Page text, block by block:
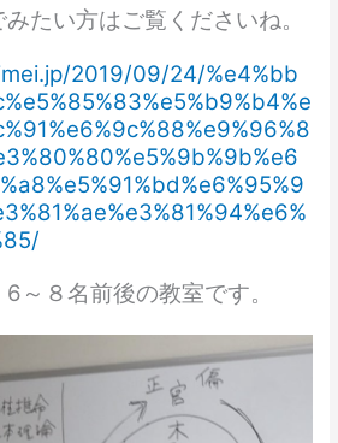
たい方はご覧くださいね。
2019/09/24/%e4%bb
～８名前後の教室です。